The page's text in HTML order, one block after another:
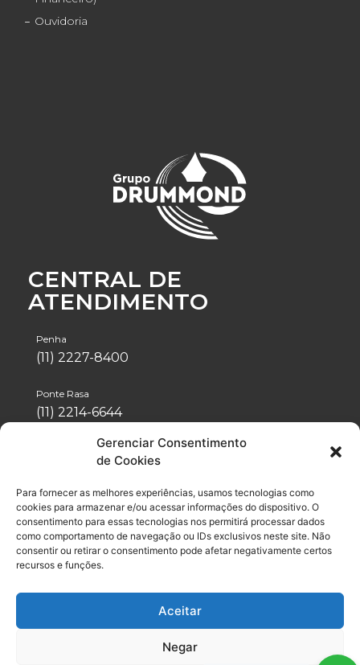
Gerenciar Consentimento
de Cookies
Para fornecer as melhores experiências, usamos tecnologias como
cookies para armazenar e/ou acessar informações do dispositivo. O
consentimento para essas tecnologias nos permitirá processar dados
como comportamento de navegação ou IDs exclusivos neste site. Não
consentir ou retirar o consentimento pode afetar negativamente certos
recursos e funções.
Aceitar
Negar
Ouvidoria
CENTRAL DE
ATENDIMENTO
Penha
(11) 2227-8400
Ponte Rasa
(11) 2214-6644
(11) 2942-1488
Vila Formosa
(11) 2076-4600
Neo Química Arena
(11) 2056-6100
Drummond- Todos os direitos reservados